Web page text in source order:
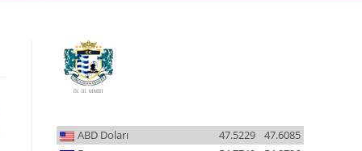
ABD Doları 47.6085
47.5229